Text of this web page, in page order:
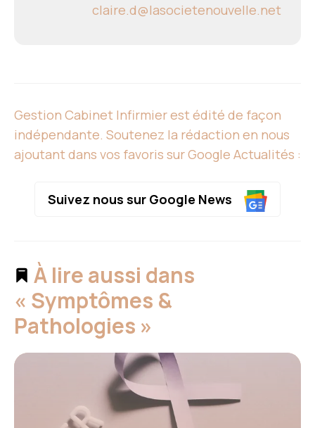
claire.d@lasocietenouvelle.net
Gestion Cabinet Infirmier est édité de façon
indépendante. Soutenez la rédaction en nous
ajoutant dans vos favoris sur Google Actualités :
Suivez nous sur Google News
À lire aussi dans
« Symptômes &
Pathologies »